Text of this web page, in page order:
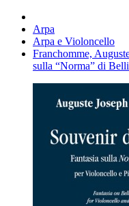
Arpa
Arpa e Violoncello
Franchomme,
sulla “Norma” di